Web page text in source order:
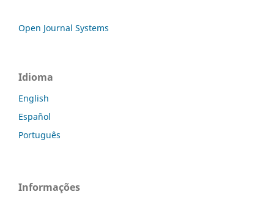
Open Journal Systems
Idioma
English
Español
Português
Informações